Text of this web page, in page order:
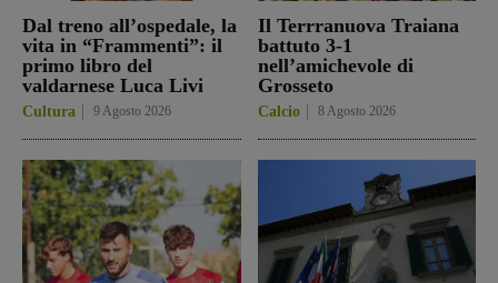
Dal treno all’ospedale, la
vita in “Frammenti”: il
primo libro del
valdarnese Luca Livi
Cultura 9 Agosto 2026
Il Terrranuova Traiana
battuto 3-1
nell’amichevole di
Grosseto
Calcio 8 Agosto 2026